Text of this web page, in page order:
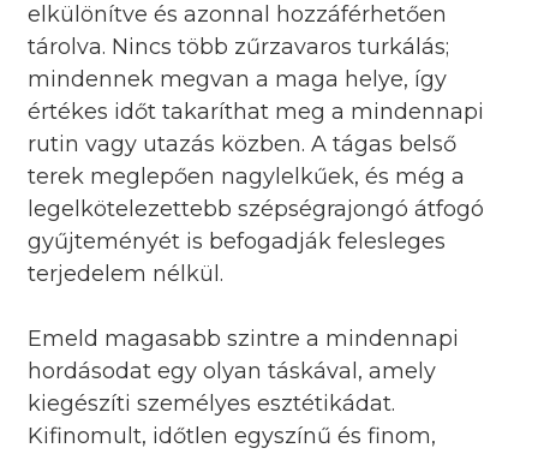
elkülönítve és azonnal hozzáférhetően
tárolva. Nincs több zűrzavaros turkálás;
mindennek megvan a maga helye, így
értékes időt takaríthat meg a mindennapi
rutin vagy utazás közben. A tágas belső
terek meglepően nagylelkűek, és még a
legelkötelezettebb szépségrajongó átfogó
gyűjteményét is befogadják felesleges
terjedelem nélkül.
Emeld magasabb szintre a mindennapi
hordásodat egy olyan táskával, amely
kiegészíti személyes esztétikádat.
Kifinomult, időtlen egyszínű és finom,